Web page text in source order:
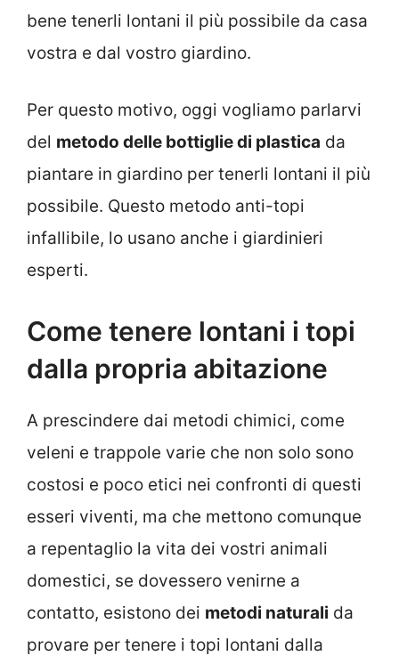
bene tenerli lontani il più possibile da casa
vostra e dal vostro giardino.
Per questo motivo, oggi vogliamo parlarvi
del metodo delle bottiglie di plastica da
piantare in giardino per tenerli lontani il più
possibile. Questo metodo anti-topi
infallibile, lo usano anche i giardinieri
esperti.
Come tenere lontani i topi
dalla propria abitazione
A prescindere dai metodi chimici, come
veleni e trappole varie che non solo sono
costosi e poco etici nei confronti di questi
esseri viventi, ma che mettono comunque
a repentaglio la vita dei vostri animali
domestici, se dovessero venirne a
contatto, esistono dei metodi naturali da
provare per tenere i topi lontani dalla